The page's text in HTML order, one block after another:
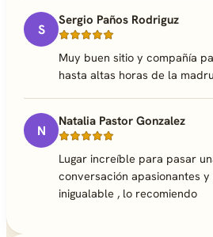
S
Sergio Paños Rodriguz
Muy buen sitio y compañía
hasta altas horas de la
N
Natalia Pastor Gonzalez
Lugar increíble para pasar
conversación apasionantes y
inigualable , lo recomiendo